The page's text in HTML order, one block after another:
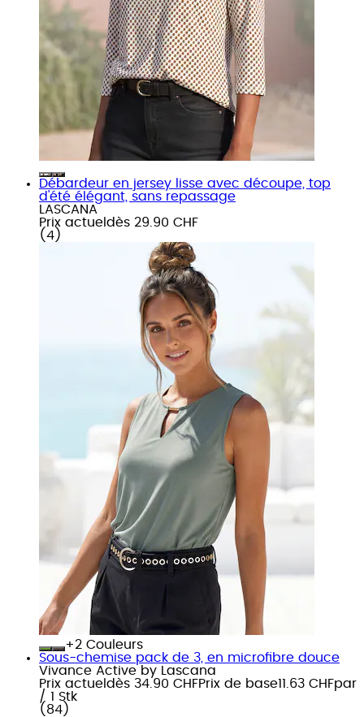
Débardeur en jersey lisse avec découpe, top
d'été élégant, sans repassage
LASCANA
Prix actuel dès 29.90 CHF
( 4 )
+
Couleurs
Sous-chemise pack de 3, en microfibre douce
Vivance Active by Lascana
Prix actuel dès 34.90 CHFPrix de base11.63 CHFpar
/ 1 Stk
( 84 )